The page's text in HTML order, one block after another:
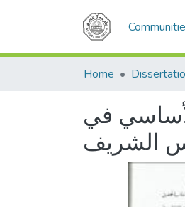
Home
في
الشريف